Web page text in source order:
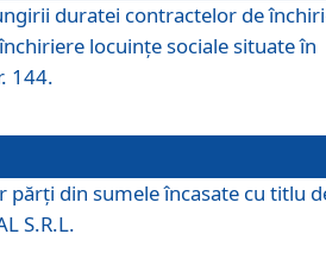
duratei contractelor de
locuinţe sociale situate în
144.
părți din sumele încasate cu titlu
S.R.L.